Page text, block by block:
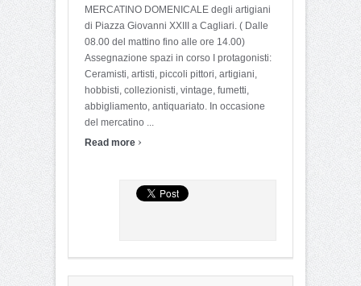
MERCATINO DOMENICALE degli artigiani
di Piazza Giovanni XXIII a Cagliari. ( Dalle
08.00 del mattino fino alle ore 14.00)
Assegnazione spazi in corso I protagonisti:
Ceramisti, artisti, piccoli pittori, artigiani,
hobbisti, collezionisti, vintage, fumetti,
abbigliamento, antiquariato. In occasione
del mercatino ...
Read more ›